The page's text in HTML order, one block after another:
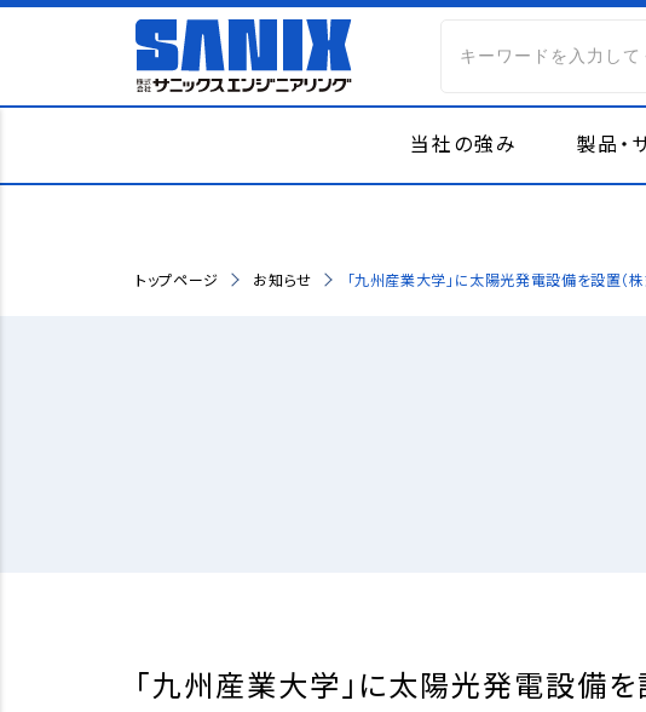
当社の強み 製品・
トップページ お知らせ 「九州産業大学」に太陽光発電設備を設置（
「九州産業大学」に太陽光発電設備を